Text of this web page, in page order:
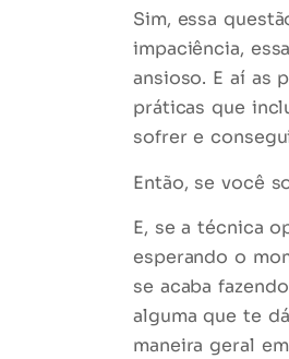
Sim, essa
impaciência,
ansioso. E aí as
práticas que
sofrer e
Então, se você
E, se a técnica
esperando o
se acaba
alguma que te
maneira geral